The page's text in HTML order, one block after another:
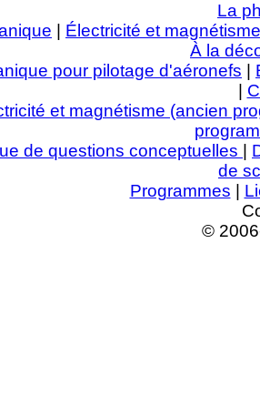
La
Électricité et magnétisme
À la
pour pilotage d'aéronefs
et magnétisme (ancien
de questions conceptuelles
de
Programmes
©